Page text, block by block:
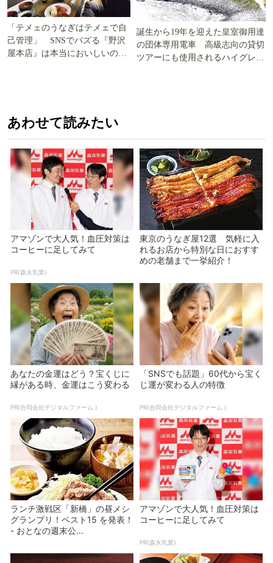
「テメェのうなぎはテメェで自
己管理」 SNSでバズる『野沢
屋本店』は本当においしいの
誕生から19年を迎えた皇室御用達
の団体専用電車 高級志向の貸切
ツアーにも使用されるハイグレー
あわせて読みたい
アマゾンで大人気！血圧対策は
コーヒーに足してみて
PR(森永乳業)
東京のうなぎ屋12選 気軽に入
れるお店から特別な日におすす
めの老舗まで一挙紹介！
あなたの金運はどう？宝くじに
縁がある時、金運はこう変わる
PR(合同会社デジタルファーム )
「SNSでも話題」60代から宝く
じ運が変わる人の特徴
PR(合同会社デジタルファーム )
ランチ激戦区「新橋」の昼メシ
グランプリ！ベスト15 を発表！
- おとなの週末公...
アマゾンで大人気！血圧対策は
コーヒーに足してみて
PR(森永乳業)